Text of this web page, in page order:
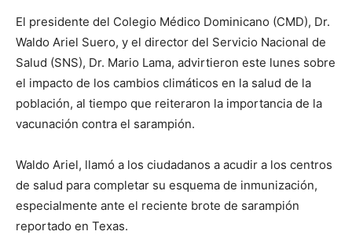
El presidente del Colegio Médico Dominicano (CMD), Dr.
Waldo Ariel Suero, y el director del Servicio Nacional de
Salud (SNS), Dr. Mario Lama, advirtieron este lunes sobre
el impacto de los cambios climáticos en la salud de la
población, al tiempo que reiteraron la importancia de la
vacunación contra el sarampión.
Waldo Ariel, llamó a los ciudadanos a acudir a los centros
de salud para completar su esquema de inmunización,
especialmente ante el reciente brote de sarampión
reportado en Texas.